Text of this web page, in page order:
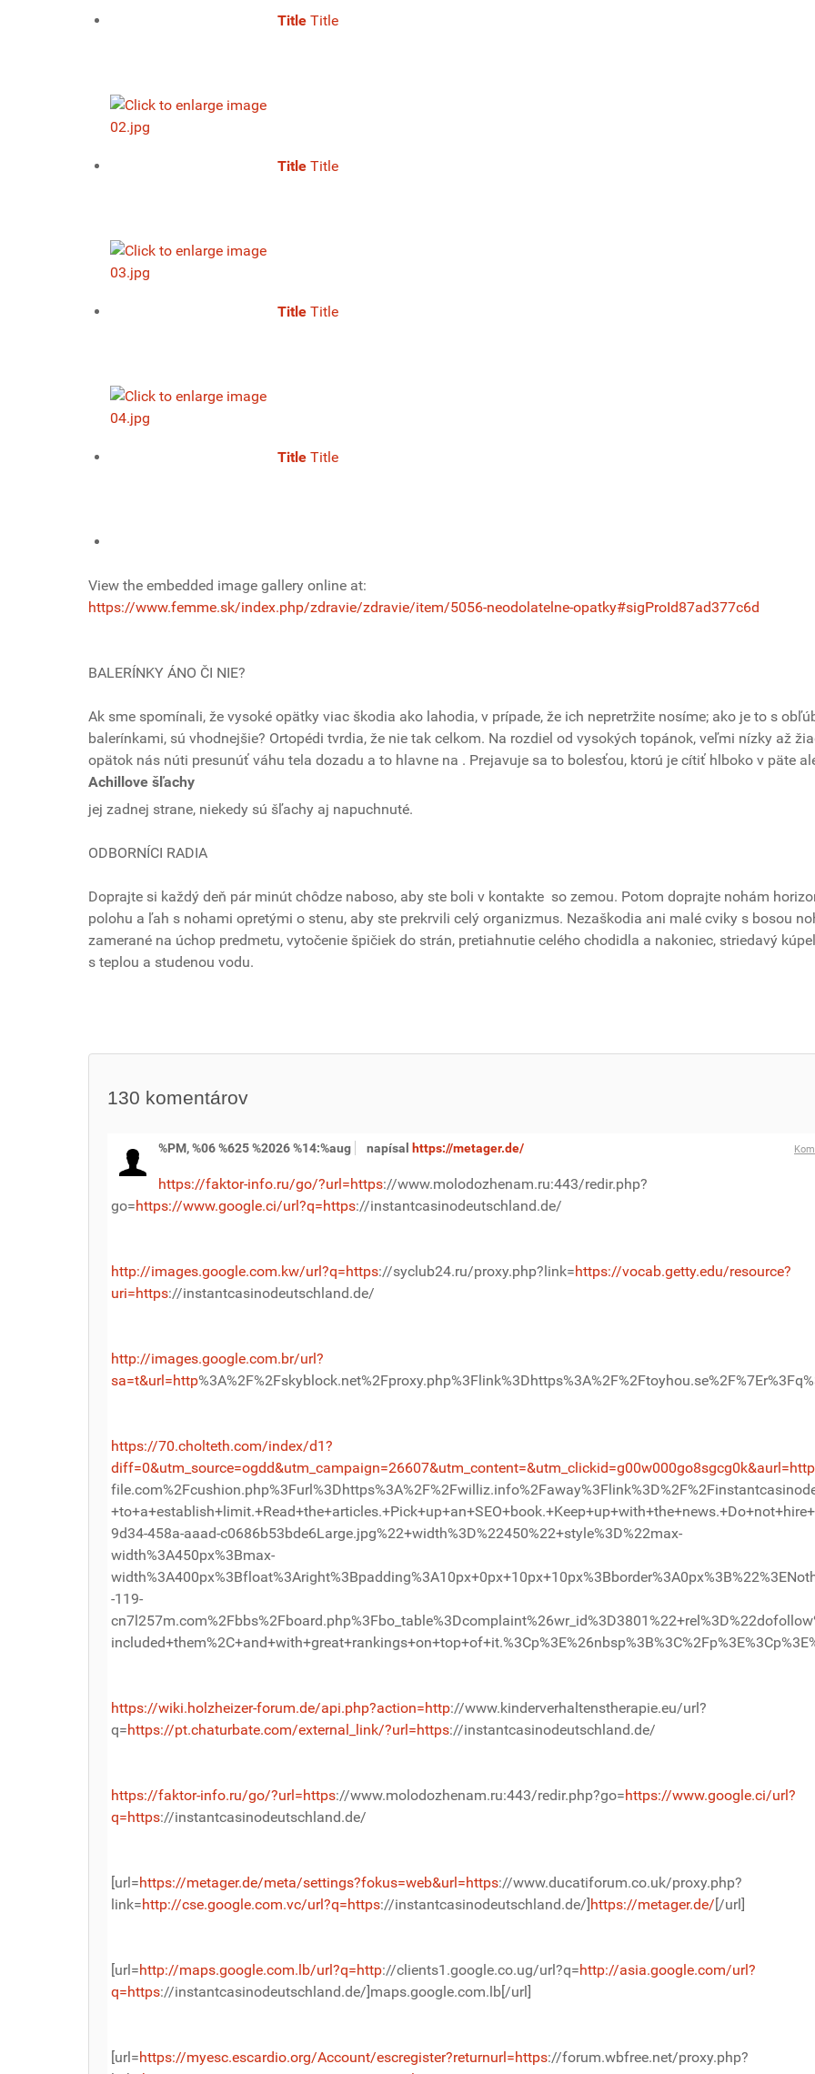
Title Title
Title Title
Title Title
Title Title
View the embedded image gallery online at:
https://www.femme.sk/index.php/zdravie/zdravie/item/5056-neodolatelne-opatky#sigProId87ad377c6d
BALERÍNKY ÁNO ČI NIE?
Ak sme spomínali, že vysoké opätky viac škodia ako lahodia, v prípade, že ich nepretržite nosíme; ako je to s
balerínkami, sú vhodnejšie? Ortopédi tvrdia, že nie tak celkom. Na rozdiel od vysokých topánok, veľmi nízky až
opätok nás núti presunúť váhu tela dozadu a to hlavne na
Achillove šľachy
. Prejavuje sa to bolesťou, ktorú je cítiť hlboko v päte
jej zadnej strane, niekedy sú šľachy aj napuchnuté.
ODBORNÍCI RADIA
Doprajte si každý deň pár minút chôdze naboso, aby ste boli v kontakte so zemou. Potom doprajte nohám
polohu a ľah s nohami opretými o stenu, aby ste prekrvili celý organizmus. Nezaškodia ani malé cviky s bosou
zamerané na úchop predmetu, vytočenie špičiek do strán, pretiahnutie celého chodidla a nakoniec, striedavý kúpel
s teplou a studenou vodu.
130 komentárov
%PM, %06 %625 %2026 %14:%aug napísal https://metager.de/
https://faktor-info.ru/go/?url=https://www.molodozhenam.ru:443/redir.php?
go=https://www.google.ci/url?q=https://instantcasinodeutschland.de/
http://images.google.com.kw/url?q=https://syclub24.ru/proxy.php?link=https://vocab.getty.edu/resource?
uri=https://instantcasinodeutschland.de/
http://images.google.com.br/url?
sa=t&url=http
https://70.cholteth.com/index/d1?
9d34-458a-aaad-c0686b53bde6Large.jpg%22+width%3D%22450%22+style%3D%22max-
width%3A450px%3Bmax-
-119-
https://wiki.holzheizer-forum.de/api.php?action=http://www.kinderverhaltenstherapie.eu/url?
q=https://pt.chaturbate.com/external_link/?url=https://instantcasinodeutschland.de/
https://faktor-info.ru/go/?url=https://www.molodozhenam.ru:443/redir.php?go=https://www.google.ci/url?
q=https://instantcasinodeutschland.de/
[url=https://metager.de/meta/settings?fokus=web&url=https://www.ducatiforum.co.uk/proxy.php?
link=http://cse.google.com.vc/url?q=https://instantcasinodeutschland.de/]https://metager.de/[/url]
[url=http://maps.google.com.lb/url?q=http://clients1.google.co.ug/url?q=http://asia.google.com/url?
q=https://instantcasinodeutschland.de/]maps.google.com.lb[/url]
[url=https://myesc.escardio.org/Account/escregister?returnurl=https://forum.wbfree.net/proxy.php?